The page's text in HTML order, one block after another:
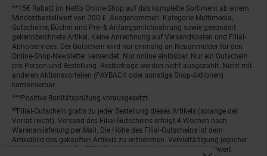
**15€ Rabatt im Netto Online-Shop auf das komplette Sortiment ab einem
Mindestbestellwert von 200 €. Ausgenommen: Kategorie Multimedia,
Gutscheine, Bücher und Pre- & Anfangsmilchnahrung sowie gesondert
gekennzeichnete Artikel. Keine Anrechnung auf Versandkosten und Filial-
Abholservices. Der Gutschein wird nur einmalig an Neuanmelder für den
Online-Shop-Newsletter versendet. Nur online einlösbar. Nur ein Gutschein
pro Person und Bestellung. Restbeträge werden nicht ausgezahlt. Nicht mit
anderen Aktionsvorteilen (PAYBACK oder sonstige Shop-Aktionen)
kombinierbar.
***Positive Bonitätsprüfung vorausgesetzt
²⁰Filial-Gutschein gratis zu jeder Bestellung dieses Artikels (solange der
Vorrat reicht). Versand des Filial-Gutscheins erfolgt 4 Wochen nach
Warenanlieferung per Mail. Die Höhe des Filial-Gutscheins ist dem
Artikelbild des gekauften Artikels zu entnehmen. Vervielfältigung jeglicher
Art nicht gestattet. Der Filial-Gutschein ist ohne Mindesteinkaufswert